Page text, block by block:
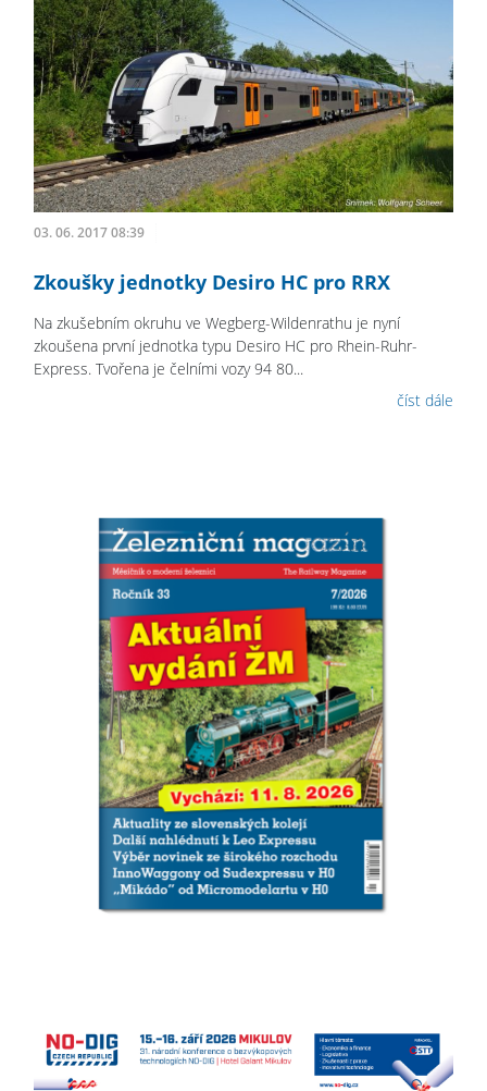
03. 06. 2017 08:39
Zkoušky jednotky Desiro HC pro RRX
Na zkušebním okruhu ve Wegberg-Wildenrathu je nyní
zkoušena první jednotka typu Desiro HC pro Rhein-Ruhr-
Express. Tvořena je čelními vozy 94 80...
číst dále